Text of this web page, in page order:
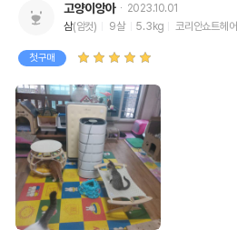
고양이앙아
2023.10.01
삼(암컷) 9살 5.3kg 코리안쇼트헤어
첫구매